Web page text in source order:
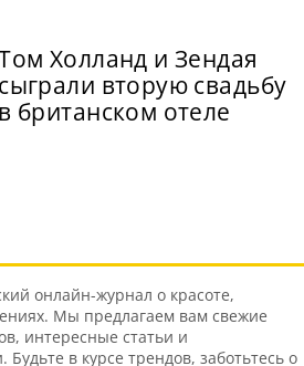
Холланд и Зендая
сыграли вторую свадьбу
в британском отеле
онлайн-журнал о красоте,
Мы предлагаем вам свежие
интересные статьи и
в курсе трендов, заботьтесь о